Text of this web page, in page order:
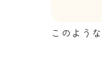
このよう